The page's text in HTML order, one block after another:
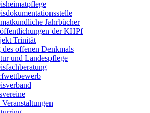
Jahrbücher
der KHPf
Trinität
des offenen Denkmals
und Landespflege